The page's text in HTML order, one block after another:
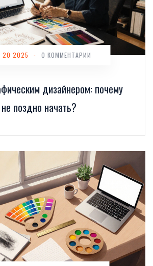
дизайнером: почему
не поздно начать?
20 2025 - 0 КОММЕНТАРИИ